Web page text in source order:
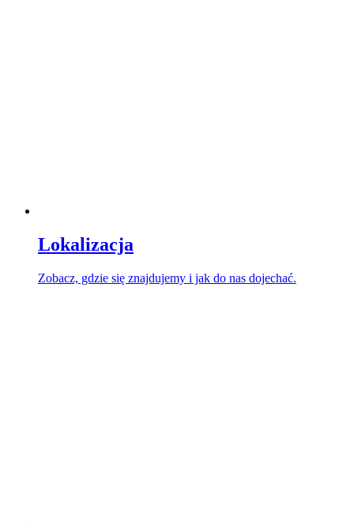
Lokalizacja
Zobacz, gdzie się znajdujemy i jak do nas dojechać.